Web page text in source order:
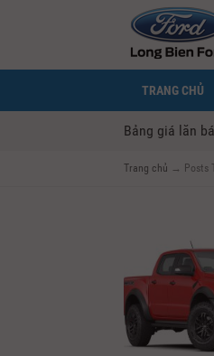
TRANG CHỦ
Bảng giá lăn
Trang chủ → Posts